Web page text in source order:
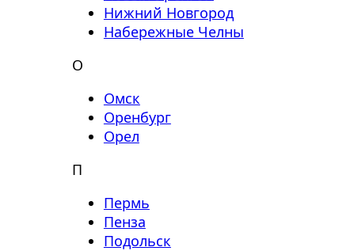
Нижний Новгород
Набережные Челны
О
Омск
Оренбург
Орел
П
Пермь
Пенза
Подольск